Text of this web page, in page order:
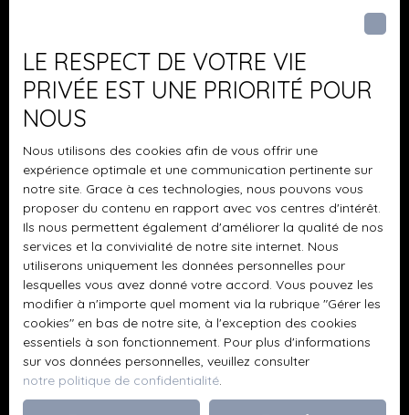
auprès de Bring’s immobilier, SAS au capital de 1. 000 €
dont le siège social est 32 Boulevard de Strasbourg, Chez
ABC LIV, CS30108, Paris Cedex 10, RCS Paris Ile de France
n°878 259 407, titulaire de la carte professionnelle
Transactions sur immeubles et fonds de commerce
France Mandat réf : 3975 - Le professionnel garantit et
sécurise votre projet immobilier.
J'accepte le traitement de mes données
personnelles conformément au RGPD. Si vous ne
souhaitez pas faire l'objet de prospection
commerciale par voie téléphonique, vous pouvez
au démarchage téléphonique, prévu par l'article
L223-1 du code de la consommation, sur le site
Internet www.bloctel.gouv.fr ou par courrier
adressé à :
Société Worldline, Service Bloctel, CS 61311, 41013
BLOIS CEDEX.
Pour en savoir plus sur le traitement de vos
données personnelles, veuillez consulter notre
politique de confidentialité.
LE RESPECT DE VOTRE VIE
PRIVÉE EST UNE PRIORITÉ POUR
NOUS
Nous utilisons des cookies afin de vous offrir une
expérience optimale et une communication pertinente sur
notre site. Grace à ces technologies, nous pouvons vous
proposer du contenu en rapport avec vos centres d'intérêt.
Ils nous permettent également d'améliorer la qualité de nos
services et la convivialité de notre site internet. Nous
utiliserons uniquement les données personnelles pour
lesquelles vous avez donné votre accord. Vous pouvez les
modifier à n'importe quel moment via la rubrique ″Gérer les
cookies″ en bas de notre site, à l'exception des cookies
essentiels à son fonctionnement. Pour plus d'informations
sur vos données personnelles, veuillez consulter
notre politique de confidentialité.